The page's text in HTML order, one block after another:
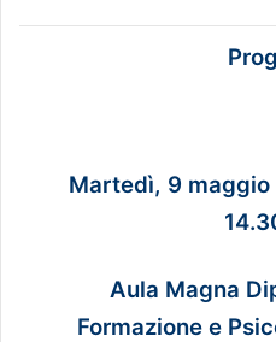
Martedì, 9 maggio
Aula Magna
Formazione e